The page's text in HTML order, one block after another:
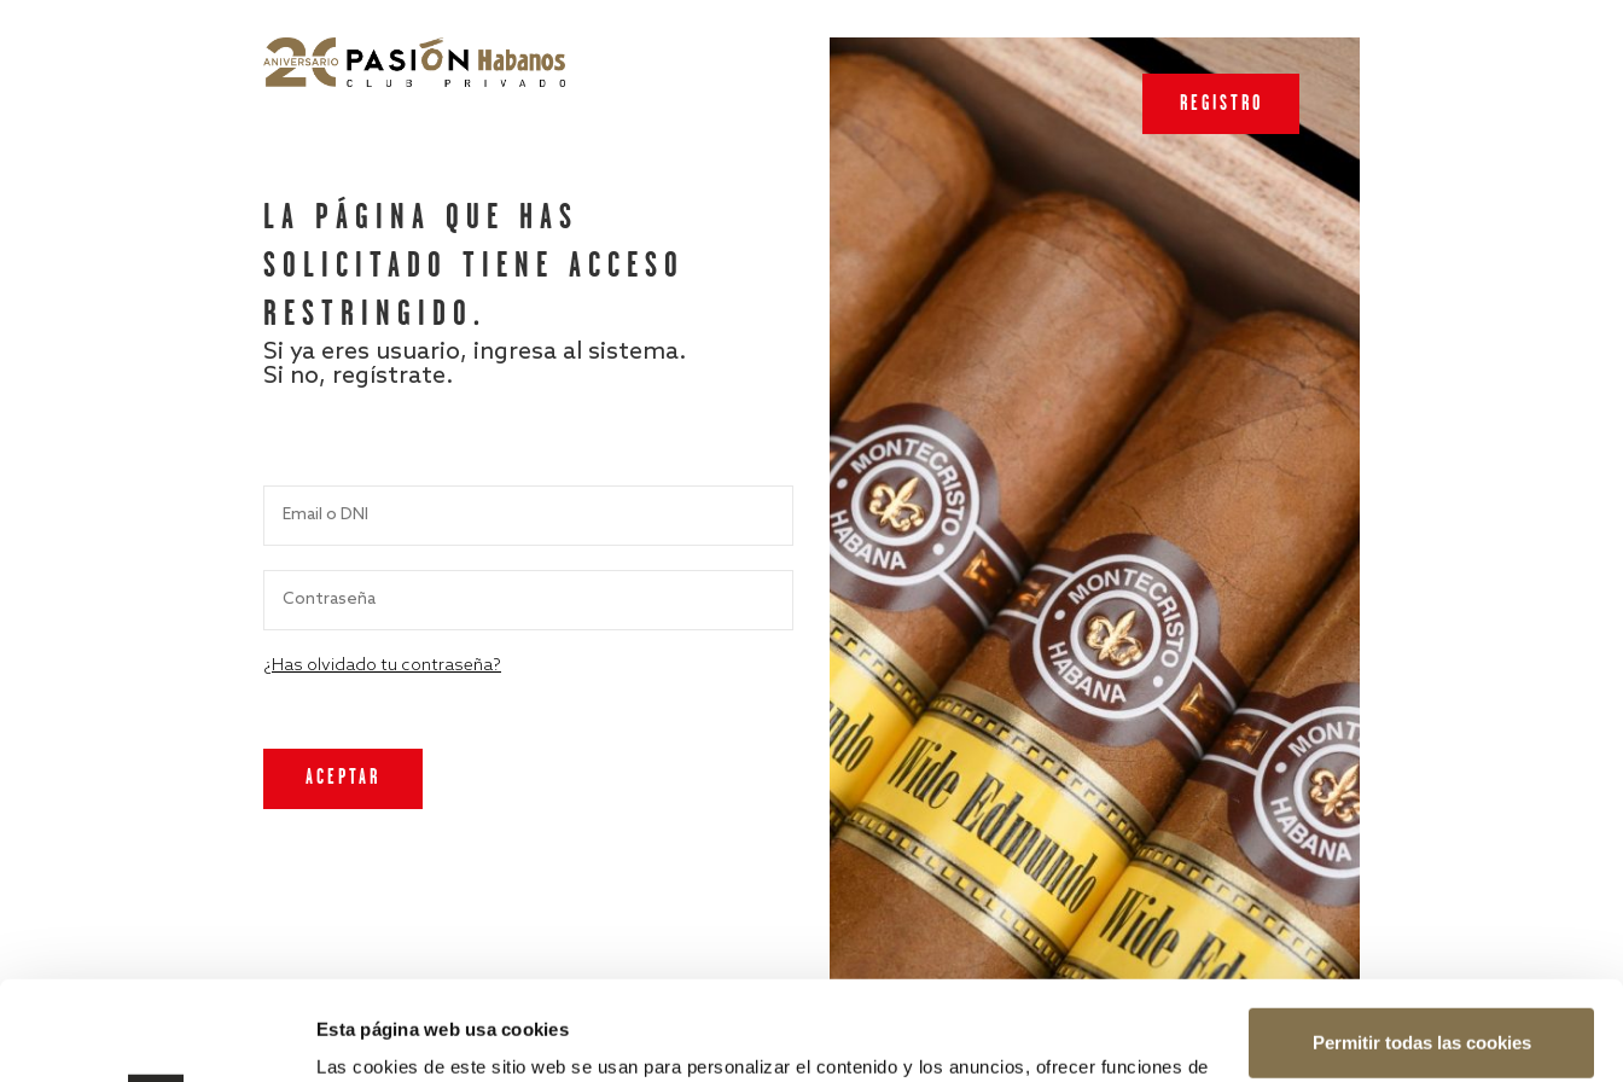
Esta página web usa cookies
Las cookies de este sitio web se usan para personalizar el contenido y los anuncios, ofrecer funciones de
Permitir todas las cookies
LA PÁGINA QUE HAS
SOLICITADO TIENE ACCESO
RESTRINGIDO.
Si ya eres usuario, ingresa al sistema.
Si no, regístrate.
¿Has olvidado tu contraseña?
REGISTRO